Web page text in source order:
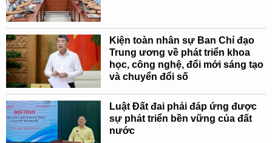
Kiện toàn nhân sự Ban Chỉ đạo
Trung ương về phát triển khoa
học, công nghệ, đổi mới sáng tạo
và chuyển đổi số
Luật Đất đai phải đáp ứng được
sự phát triển bền vững của đất
nước